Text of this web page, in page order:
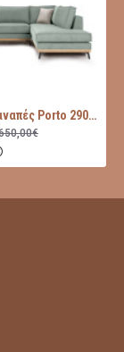
Γωνιακός καναπές Porto 290x235x95